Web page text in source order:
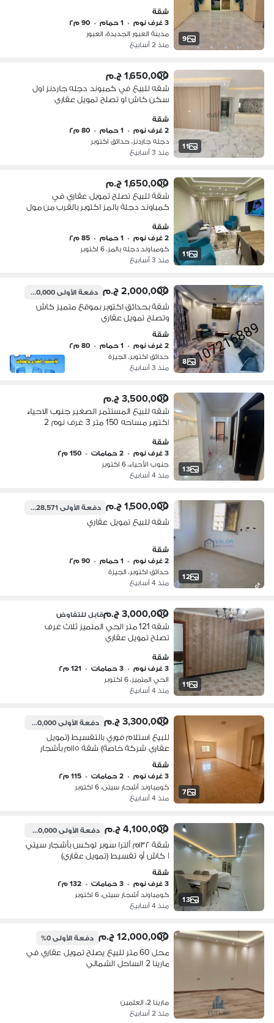
9
شقة
3 غرف نوم
• 1 حمام • 90 م٢
مدينة العبور الجديدة، العبور
منذ 2 أسابيع
11
1,650,000 ج.م
شقه للبيع في كمبوند دجله جاردنز اول
سكن كاش او تصلح تمويل عقاري
شقة
2 غرف نوم
• 1 حمام • 80 م٢
دجله جاردنز، حدائق اكتوبر
منذ 3 أسابيع
11
1,650,000 ج.م
شقة للبيع تصلح تمويل عقاري في
كمباوند دجلة بالمز اكتوبر بالقرب من مول
شقة
2 غرف نوم
• 1 حمام • 85 م٢
كومباوند دجله بالمز، 6 اكتوبر
منذ 3 أسابيع
8
2,000,000 ج.م دفعة الأولى400,000 ج.م
شقة بحدائق اكتوبر بموقع متميز كاش
وتصلح تمويل عقاري
شقة
2 غرف نوم
• 1 حمام • 80 م٢
حدائق اكتوبر، الجيزة
منذ 3 أسابيع
13
3,500,000 ج.م
شقه للبيع المستثمر الصغير جنوب الاحياء
اكتوبر مساحه 150 متر 3 غرف نوم 2
اسانسير بجوار جميع الخدمات
شقة
3 غرف نوم
• 2 حمامات • 150 م٢
جنوب الأحياء، 6 اكتوبر
منذ 4 أسابيع
12
1,500,000 ج.م دفعة الأولى 428,571 ج.م
شقه للبيع تمويل عقاري
شقة
2 غرف نوم
• 1 حمام • 90 م٢
حدائق اكتوبر، الجيزة
منذ 4 أسابيع
11
3,000,000 ج.م قابل للتفاوض
شقه 121 متر الحي المتميز ثلاث غرف
تصلح تمويل عقاري
شقة
3 غرف نوم
• 3 حمامات • 121 م٢
الحي المتميز، 6 اكتوبر
منذ 4 أسابيع
7
3,300,000 ج.م دفعة الأولى660,000 ج.م
للبيع استلام فوري بالتقسيط (تمويل
عقاري شركة خاصة) شقة ١١٥م بأشجار
سيتي - النادي اختياري
شقة
3 غرف نوم
• 2 حمامات • 115 م٢
كومباوند أشجار سيتى، 6 اكتوبر
منذ 4 أسابيع
13
4,100,000 ج.م دفعة الأولى820,000 ج.م
شقة ١٣٢م ألترا سوبر لوكس بأشجار سيتي
| كاش أو تقسيط (تمويل عقاري)
شقة
3 غرف نوم
• 3 حمامات • 132 م٢
كومباوند أشجار سيتى، 6 اكتوبر
منذ 4 أسابيع
12,000,000 ج.م دفعة الأولى0%
محل 60 متر للبيع يصلح تمويل عقاري في
مارينا 2 الساحل الشمالي
مارينا 2، العلمين
منذ 2 أسابيع